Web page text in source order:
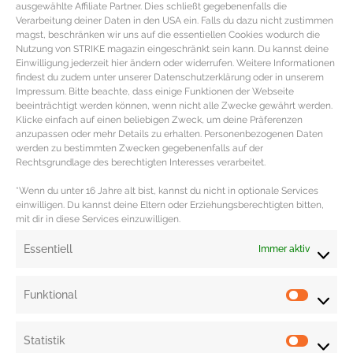
ausgewählte Affiliate Partner. Dies schließt gegebenenfalls die
Verarbeitung deiner Daten in den USA ein. Falls du dazu nicht zustimmen
magst, beschränken wir uns auf die essentiellen Cookies wodurch die
Nutzung von STRIKE magazin eingeschränkt sein kann. Du kannst deine
Einwilligung jederzeit hier ändern oder widerrufen. Weitere Informationen
findest du zudem unter unserer Datenschutzerklärung oder in unserem
Impressum. Bitte beachte, dass einige Funktionen der Webseite
beeinträchtigt werden können, wenn nicht alle Zwecke gewährt werden.
Klicke einfach auf einen beliebigen Zweck, um deine Präferenzen
anzupassen oder mehr Details zu erhalten. Personenbezogenen Daten
werden zu bestimmten Zwecken gegebenenfalls auf der
Rechtsgrundlage des berechtigten Interesses verarbeitet.
*Wenn du unter 16 Jahre alt bist, kannst du nicht in optionale Services
einwilligen. Du kannst deine Eltern oder Erziehungsberechtigten bitten,
mit dir in diese Services einzuwilligen.
Essentiell Immer aktiv
Funktional
Statistik
für ausreichend Stauraum inklusiver einer robusten Tischplatte aus dunklem
Holz mit edler Patina (über Loberon | Pappelholz, Ulmenholz | 1.698 €). Weiße,
massiveSitzbank von Miavillaim Vintage Look mit edel geschwungener
Rückenlehne und leicht gebogene Armlehnen plus zwei praktische
Schubladen zum Ausziehen (über Impressionen | MDF | 159 €). Ovales,
weißesTablett von Zara Homemit geometrischem, semitransparenten
Lochmuster und Glaseinsatz, zwei seitlichen Tragegriffen sowie einem flach
Redaktion: Nina Ilnseher | Fotocredit: Impressionen, Loberon, Westwing, Zara
Home, PR | Cover: Westwing PR